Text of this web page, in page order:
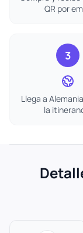
QR por
3
Llega a
la